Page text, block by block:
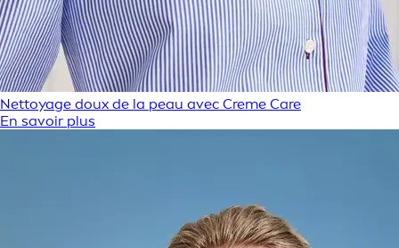
Nettoyage doux de la peau avec Creme Care
En savoir plus